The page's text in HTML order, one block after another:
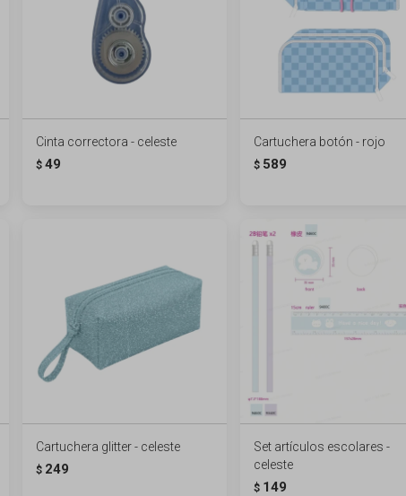
Cinta correctora - celeste
$ 49
Cartuchera botón - rojo
$ 589
Cartuchera glitter - celeste
$ 249
Set artículos escolares -
celeste
$ 149